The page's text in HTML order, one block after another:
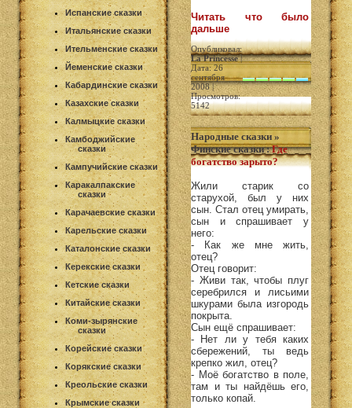
Испанские сказки
Итальянские сказки
Ительменские сказки
Йеменские сказки
Кабардинские сказки
Казахские сказки
Калмыцкие сказки
Камбоджийские
сказки
Кампучийские сказки
Каракалпакские
сказки
Карачаевские сказки
Карельские сказки
Каталонские сказки
Керекские сказки
Кетские сказки
Китайские сказки
Коми-зырянские
сказки
Корейские сказки
Корякские сказки
Креольские сказки
Крымские сказки
Читать что было
дальше
Опубликовал:
La Princesse|
Дата: 26
сентября
2008 |
Просмотров:
5142
Народные сказки »
Финские сказки:Где
богатство зарыто?
Жили старик со
старухой, был у них
сын. Стал отец умирать,
сын и спрашивает у
него:
- Как же мне жить,
отец?
Отец говорит:
- Живи так, чтобы плуг
серебрился и лисьими
шкурами была изгородь
покрыта.
Сын ещё спрашивает:
- Нет ли у тебя каких
сбережений, ты ведь
крепко жил, отец?
- Моё богатство в поле,
там и ты найдёшь его,
только копай.